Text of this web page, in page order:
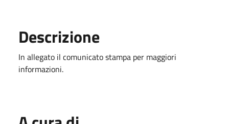
Descrizione
In allegato il comunicato stampa per maggiori
informazioni.